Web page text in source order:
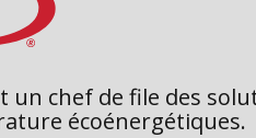
un chef de file des
écoénergétiques.